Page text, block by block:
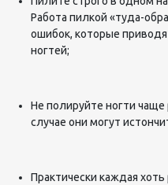
Работа пилкой «туда-
ошибок, которые
ногтей;
Не полируйте ногти
случае они могут
Практически каждая